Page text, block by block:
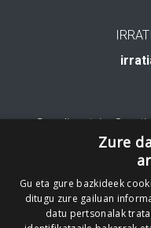
Gure lizentzia:
Zure
Gu eta gure bazkideek
ditugu zure gailuan
datu pertsonalak